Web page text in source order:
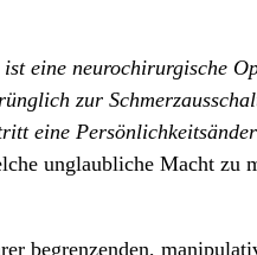
eine neurochirurgische
zur
eine
unglaubliche Macht zu
begrenzenden,